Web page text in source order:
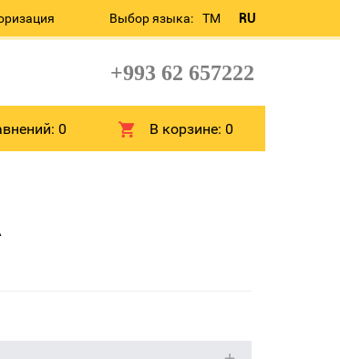
Выбор языка: TM RU
+993 62 657222
0 В корзине:0